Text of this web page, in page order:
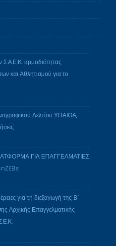
Σ.Α.Ε.Κ. αρμοδιότητας
και Αθλητισμού για το
Δελτίου ΥΠΑΙΘΑ,
ΓΙΑ ΕΠΑΓΓΕΛΜΑΤΙΕΣ
για τη διεξαγωγή της Β΄
Αρχικής Επαγγελματικής